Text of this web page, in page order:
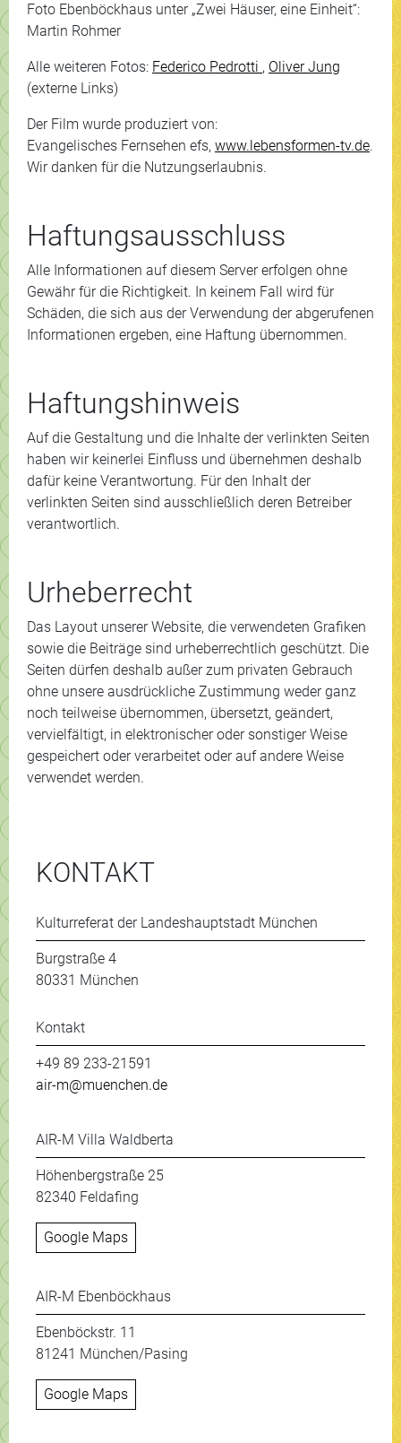
Foto Ebenböckhaus unter „Zwei Häuser, eine Einheit“:
Martin Rohmer
Alle weiteren Fotos: Federico Pedrotti , Oliver Jung
(externe Links)
Der Film wurde produziert von:
Evangelisches Fernsehen efs, www.lebensformen-tv.de.
Wir danken für die Nutzungserlaubnis.
Haftungsausschluss
Alle Informationen auf diesem Server erfolgen ohne
Gewähr für die Richtigkeit. In keinem Fall wird für
Schäden, die sich aus der Verwendung der abgerufenen
Informationen ergeben, eine Haftung übernommen.
Haftungshinweis
Auf die Gestaltung und die Inhalte der verlinkten Seiten
haben wir keinerlei Einfluss und übernehmen deshalb
dafür keine Verantwortung. Für den Inhalt der
verlinkten Seiten sind ausschließlich deren Betreiber
verantwortlich.
Urheberrecht
Das Layout unserer Website, die verwendeten Grafiken
sowie die Beiträge sind urheberrechtlich geschützt. Die
Seiten dürfen deshalb außer zum privaten Gebrauch
ohne unsere ausdrückliche Zustimmung weder ganz
noch teilweise übernommen, übersetzt, geändert,
vervielfältigt, in elektronischer oder sonstiger Weise
gespeichert oder verarbeitet oder auf andere Weise
verwendet werden.
KONTAKT
Kulturreferat der Landeshauptstadt München
Burgstraße 4
80331 München
Kontakt
+49 89 233-21591
air-m@muenchen.de
AIR-M Villa Waldberta
Höhenbergstraße 25
82340 Feldafing
Google Maps
AIR-M Ebenböckhaus
Ebenböckstr. 11
81241 München/Pasing
Google Maps